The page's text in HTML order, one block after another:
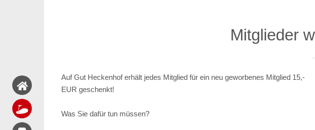
Mitglieder
Auf Gut Heckenhof erhält jedes Mitglied für ein neu geworbenes Mitglied 15,-
EUR geschenkt!
Was Sie dafür tun müssen?